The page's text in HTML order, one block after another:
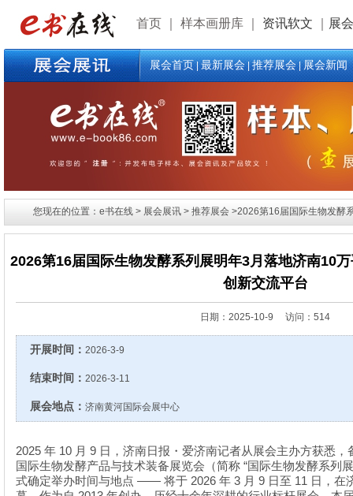
首页 样本画册库 资讯软文 展
展会首页|最新展会|推荐展会|展会新闻
您现在的位置：e书在线 > 展会展讯 > 推荐展会 >2026第16届国际生物发酵
2026第16届国际生物发酵系列展明年3月落地济南10
创新交流平台
日期： 2025-10-9 访问：514
开展时间： 2026-3-9
结束时间： 2026-3-11
展会地点： 济南黄河国际会展中心
2025 年 10 月 9 日，济南日报・爱济南记者从展会主办方获悉
国际生物发酵产品与技术装备展览会（简称 “国际生物发酵系列展
式确定举办时间与地点 —— 将于 2026 年 3 月 9 日至 11 日，在